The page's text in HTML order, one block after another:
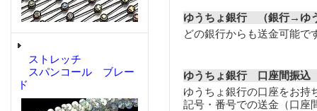
ストレッチ
スパンコール ブレー
ド
ゆうちょ銀行 （銀行→ゆ
どの銀行からも送金可能で
ゆうちょ銀行 口座間振込
ゆうちょ銀行の口座をお持
記号・番号での送金（口座